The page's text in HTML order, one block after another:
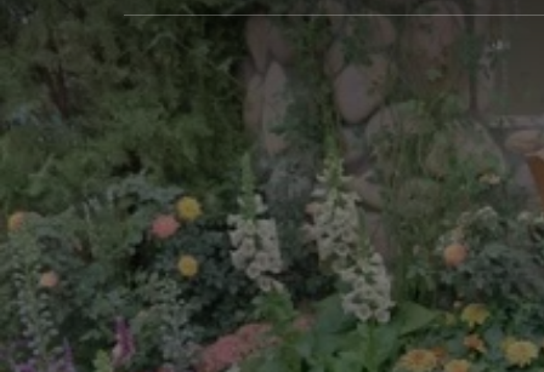
類
や
育
て
方
の
紹
介
を
行
い
ま